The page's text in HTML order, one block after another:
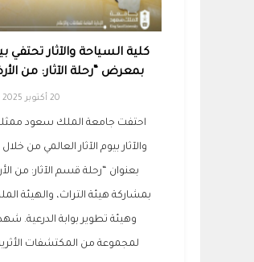
كلية السياحة والآثار تحتفي
بمعرض “رحلة الآثار: من
20 أكتوبر 2025
احتفت جامعة الملك سعود
والآثار بيوم الآثار العالمي من
بعنوان “رحلة قسم الآثار: من
بمشاركة هيئة التراث، والهيئة
وهيئة تطوير بوابة الدرعية.
لمجموعة من المكتشفات